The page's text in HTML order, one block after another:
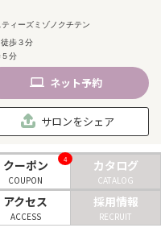
ィーズミゾノクチテン
歩３分
分
ネット予約
サロンをシェア
クーポン
COUPON
4 カタログ
CATALOG
アクセス
ACCESS
採用情報
RECRUIT